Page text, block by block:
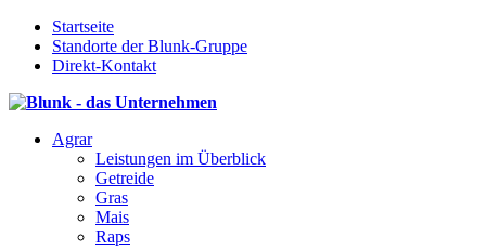
Startseite
Standorte der Blunk-Gruppe
Direkt-Kontakt
Agrar
Leistungen im Überblick
Getreide
Gras
Mais
Raps